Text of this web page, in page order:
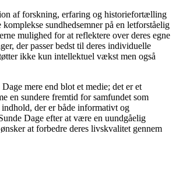
af forskning, erfaring og historiefortælling
sundhedsemner på en letforståelig
mulighed for at reflektere over deres egne
der passer bedst til deres individuelle
ikke kun intellektuel vækst men også
mere end blot et medie; det er et
en sundere fremtid for samfundet som
der er både informativt og
Dage efter at være en uundgåelig
at forbedre deres livskvalitet gennem